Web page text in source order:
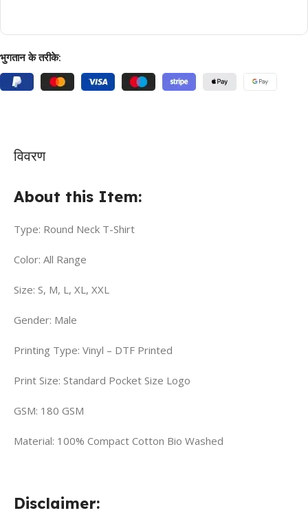
भुगतान के तरीके:
विवरण
About this Item:
Type: Round Neck T-Shirt
Color: All Range
Size: S, M, L, XL, XXL
Gender: Male
Printing Type: Vinyl – DTF Printed
Print Size: Standard Pocket Size Logo
GSM: 180 GSM
Material: 100% Compact Cotton Bio Washed
Disclaimer: